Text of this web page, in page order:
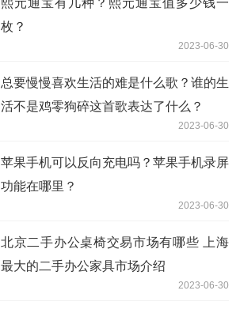
枚？
2023-06-30
总要慢慢喜欢生活的难是什么歌？谁的生
活不是鸡零狗碎这首歌表达了什么？
2023-06-30
苹果手机可以反向充电吗？苹果手机录屏
功能在哪里？
2023-06-30
北京二手办公桌椅交易市场有哪些 上海
最大的二手办公家具市场介绍
2023-06-30